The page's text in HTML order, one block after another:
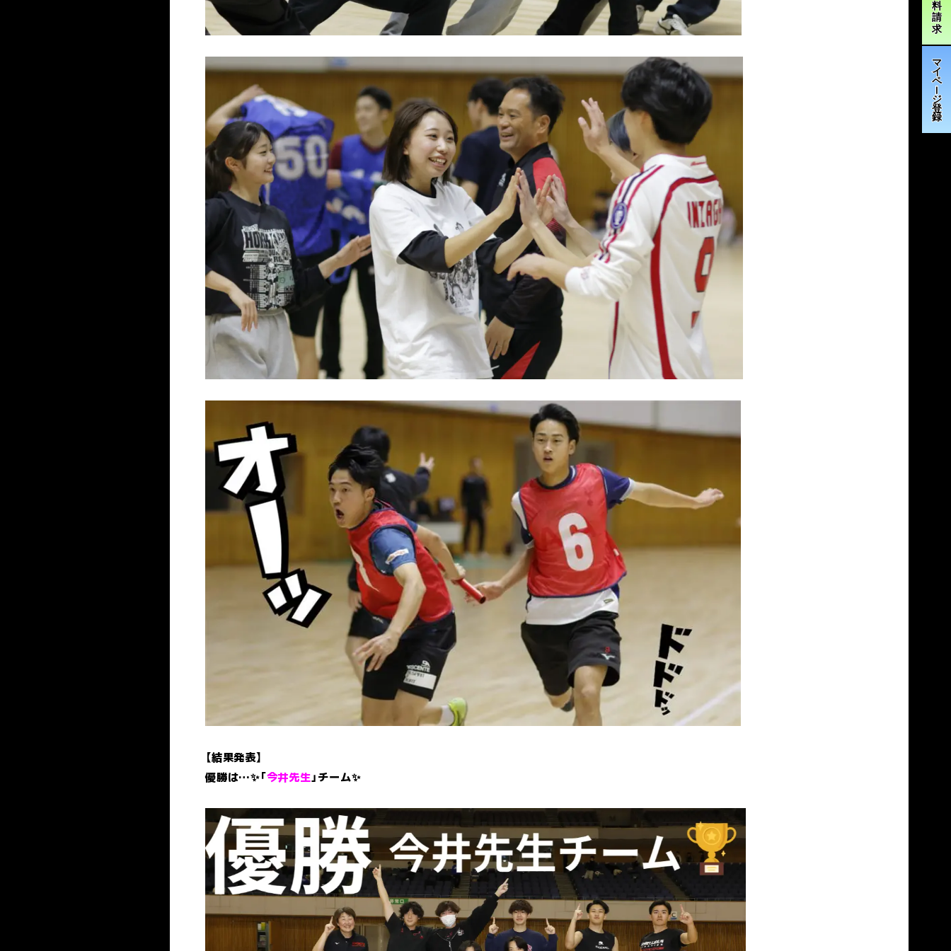
フィットネストレーナー専攻
こどもスポーツ専攻
スポーツコーチングコース
ウインタースポーツ専攻
競技スポーツ専攻
スポーツビジネスコース
学科紹介TOP
交通アクセス
道スポの魅力
学校案内TOP
特別セレクション入学
入試情報TOP
資格・就職TOP
先輩の声TOP
保護者･高校教諭の皆様
【結果発表】
優勝は…✨「今井先生」チーム✨